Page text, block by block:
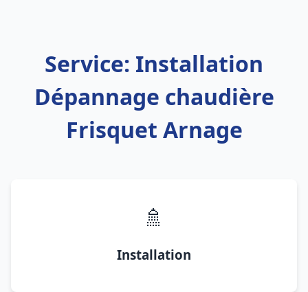
Service: Installation
Dépannage chaudière
Frisquet Arnage
🚿
Installation